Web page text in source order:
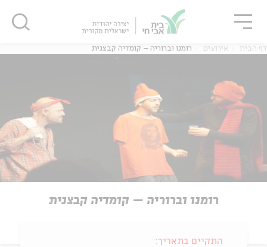
דף הבית אירועים רומנו וברוריה – קומדיה קבצנית
רומנו וברוריה – קומדיה קבצנית
התקיים בתאריך:
סגור